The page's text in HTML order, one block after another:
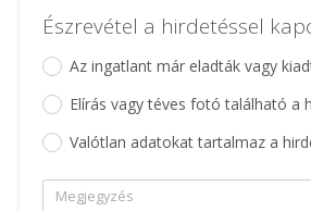
Észrevétel a hirdetéssel
Az ingatlant már eladták vagy
Elírás vagy téves fotó található a
Valótlan adatokat tartalmaz a